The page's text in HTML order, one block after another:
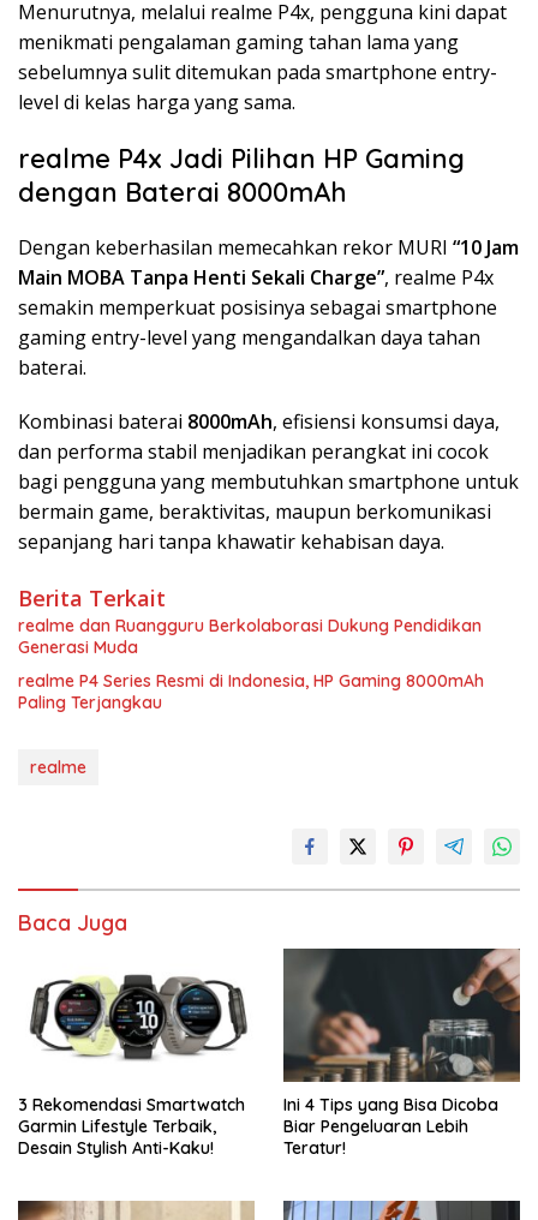
Menurutnya, melalui realme P4x, pengguna kini dapat
menikmati pengalaman gaming tahan lama yang
sebelumnya sulit ditemukan pada smartphone entry-
level di kelas harga yang sama.
realme P4x Jadi Pilihan HP Gaming
dengan Baterai 8000mAh
Dengan keberhasilan memecahkan rekor MURI “10 Jam
Main MOBA Tanpa Henti Sekali Charge”, realme P4x
semakin memperkuat posisinya sebagai smartphone
gaming entry-level yang mengandalkan daya tahan
baterai.
Kombinasi baterai 8000mAh, efisiensi konsumsi daya,
dan performa stabil menjadikan perangkat ini cocok
bagi pengguna yang membutuhkan smartphone untuk
bermain game, beraktivitas, maupun berkomunikasi
sepanjang hari tanpa khawatir kehabisan daya.
Berita Terkait
realme dan Ruangguru Berkolaborasi Dukung Pendidikan
Generasi Muda
realme P4 Series Resmi di Indonesia, HP Gaming 8000mAh
Paling Terjangkau
realme
Baca Juga
3 Rekomendasi Smartwatch
Garmin Lifestyle Terbaik,
Desain Stylish Anti-Kaku!
Ini 4 Tips yang Bisa Dicoba
Biar Pengeluaran Lebih
Teratur!